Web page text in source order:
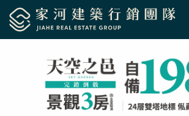
公司簡介 About Us
房市新訊 News